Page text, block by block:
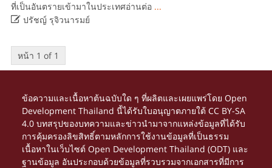
ที่เป็นอันตรายเข้ามาในประเทศอ่านต่อ ...
ปรัชญ์ รุจิวนารมย์
หน้า 1 of 1
ข้อความและเนื้อหาต้นฉบับใด ๆ ที่ผลิตและเผยแพร่โดย Open
Development Thailand นี้ได้รับใบอนุญาตภายใต้CC BY-SA
4.0 บทสรุปของบทความและข่าวนำมาจากแหล่งข้อมูลที่ได้รับ
การคุ้มครองลิขสิทธิ์ตามหลักการใช้งานข้อมูลที่เป็นธรรม
เนื้อหาในเว็บไซต์ Open Development Thailand (ODT) และ
ฐานข้อมูล อันประกอบด้วยข้อมูลที่รวบรวมจากเอกสารที่มีการ